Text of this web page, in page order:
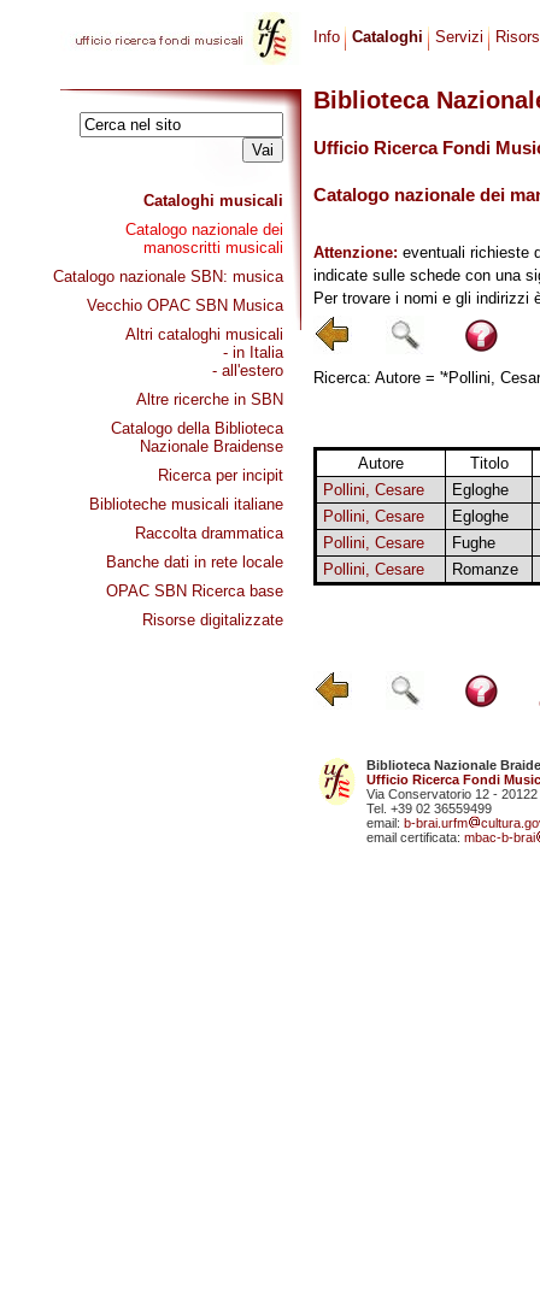
Cataloghi musicali
Catalogo nazionale dei
manoscritti musicali
Catalogo nazionale SBN: musica
Vecchio OPAC SBN Musica
Altri cataloghi musicali
- in Italia
- all'estero
Altre ricerche in SBN
Catalogo della Biblioteca
Nazionale Braidense
Ricerca per incipit
Biblioteche musicali italiane
Raccolta drammatica
Banche dati in rete locale
OPAC SBN Ricerca base
Risorse digitalizzate
Info Cataloghi Servizi
Biblioteca
Ufficio Ricerca Fondi
Catalogo nazionale dei
Attenzione: eventuali richieste
indicate sulle schede con una
Per trovare i nomi e gli indirizzi
Ricerca: Autore = '*Pollini,
Autore
Titolo
Pollini, Cesare
Egloghe
Pollini, Cesare
Egloghe
Pollini, Cesare
Fughe
Pollini, Cesare
Romanze
Biblioteca Nazionale
Ufficio Ricerca Fondi
Via Conservatorio 12 - 20122
Tel. +39 02 36559499
email: b-brai.urfm
email certificata: mbac-b-brai